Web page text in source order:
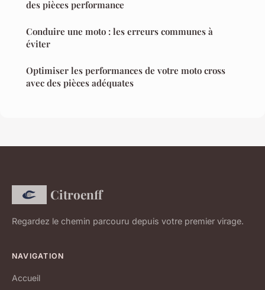
des pièces performance
Conduire une moto : les erreurs communes à
éviter
Optimiser les performances de votre moto cross
avec des pièces adéquates
Citroenff
Regardez le chemin parcouru depuis votre premier virage.
NAVIGATION
Accueil